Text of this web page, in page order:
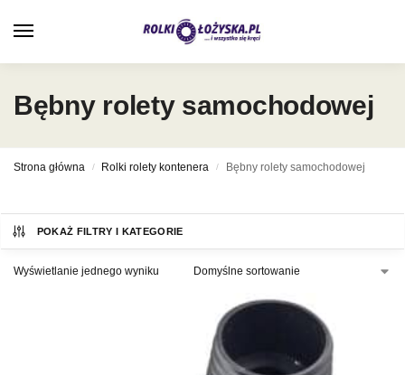
Bębny rolety samochodowej
Strona główna / Rolki rolety kontenera / Bębny rolety samochodowej
POKAŻ FILTRY I KATEGORIE
Wyświetlanie jednego wyniku